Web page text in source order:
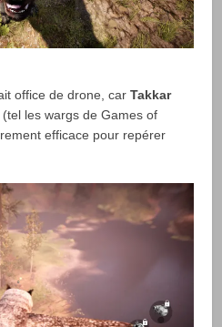
office de drone, carTakkar
les wargs de Games of
efficace pour repérer